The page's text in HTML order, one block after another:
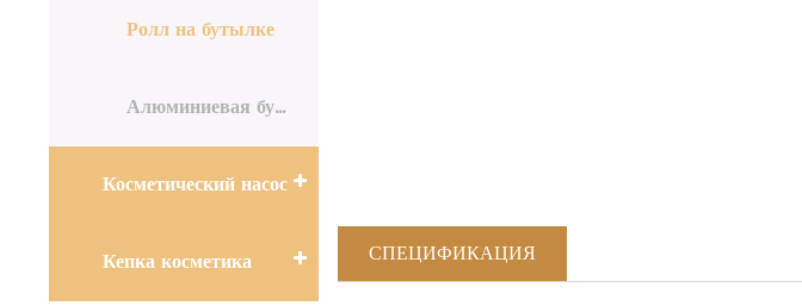
Ролл на бутылке
Алюминиевая бутылка
Косметический насос
Кепка косметика СПЕЦИФИКАЦИЯ